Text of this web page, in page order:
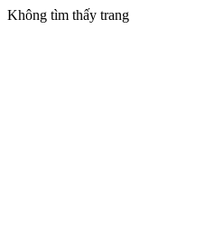
Không tìm thấy trang